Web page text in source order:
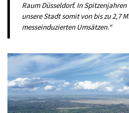
Raum Düsseldorf. In
unsere Stadt somit von bis zu 2,7
messeinduzierten Umsätzen.“